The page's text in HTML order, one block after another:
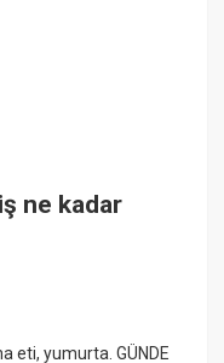
ne kadar
eti, yumurta. GÜNDE